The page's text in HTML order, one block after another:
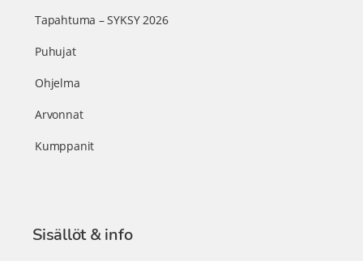
Tapahtuma – SYKSY 2026
Puhujat
Ohjelma
Arvonnat
Kumppanit
Sisällöt & info